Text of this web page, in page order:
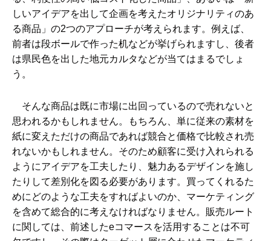
しいアイデアを出して企画を考えたオリジナリティのあ
る商品」の2つのアプローチが考えられます。例えば、
前者は段ボールで作った机などが挙げられますし、後者
は県民色を出した地元カルタなどが当てはまるでしょ
う。
そんな商品は既に市場に出回っているので売れないと
思われるかもしれません。もちろん、単に従来の素材を
紙に変えただけの商品であれば競合と価格で比較され売
れないかもしれません。そのため顧客に受け入れられる
ようにアイデアを工夫したり、魅力あるデザインを施し
たりして差別化を図る必要があります。買ってくれるた
めにどのような工夫をすればよいのか、マーケティング
を含めて総合的に考えなければなりません。販売ルート
に関しては、前述したeコマースを活用することは不可